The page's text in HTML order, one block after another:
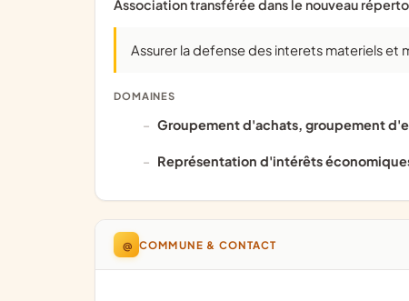
Association transférée dans le nouveau
Assurer la defense des interets materiels
DOMAINES
groupement d'achats, groupement
représentation d'intérêts
@ COMMUNE & CONTACT